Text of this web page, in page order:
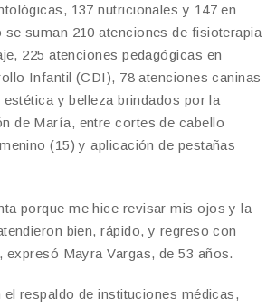
137 nutricionales y 147 en
suman 210 atenciones de fisioterapia
225 atenciones pedagógicas en
Infantil (CDI), 78 atenciones caninas
y belleza brindados por la
de María, entre cortes de cabello
(15) y aplicación de pestañas
porque me hice revisar mis ojos y la
bien, rápido, y regreso con
expresó Mayra Vargas, de 53 años.
respaldo de instituciones médicas,